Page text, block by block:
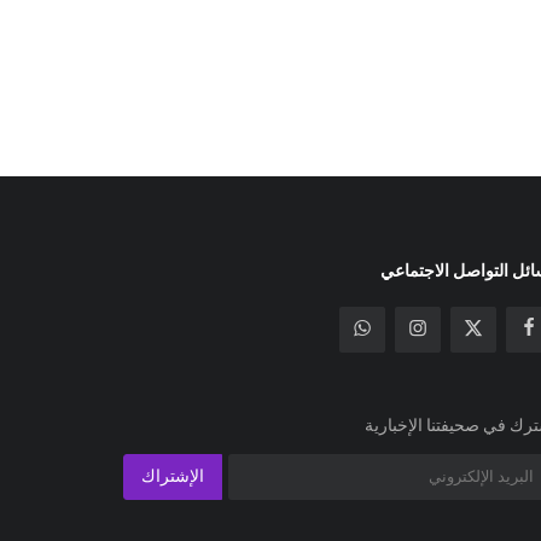
التواصل الاجتماعي
في صحيفتنا الإخبارية
الإشتراك